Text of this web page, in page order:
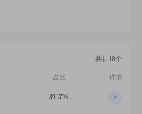
共计18个
占比 详情
39.17% >